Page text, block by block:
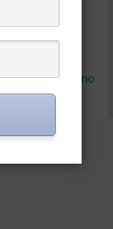
Aprende cómo
.